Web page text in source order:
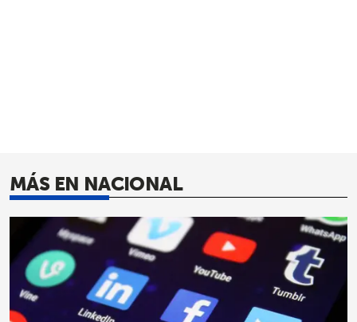
MÁS EN NACIONAL